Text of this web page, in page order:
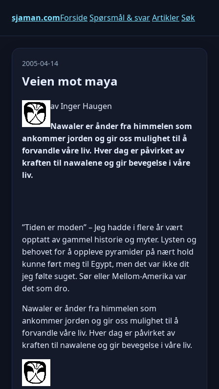
sjaman.comForsideSpørsmål & svarArtiklerSøk
2005-04-14
Veien mot maya
av Inger Haugen
Nawaler er ånder fra himmelen som
ankommer jorden og gir oss mulighet til å
forvandle våre liv. Hver dag er påvirket av
kraften til nawalene og gir bevegelse i våre
liv.
”Tiden er moden” – Jeg hadde i flere år vært
opptatt av gammel historie og myter. Lysten og
behovet for å oppleve pyramider på nært hold
kunne ført meg til Egypt, men det var ikke dit
jeg følte suget. Sør eller Mellom-Amerika var
det som dro.
Nawaler er ånder fra himmelen som
ankommer jorden og gir oss mulighet til å
forvandle våre liv. Hver dag er påvirket av
kraften til nawalene og gir bevegelse i våre liv.